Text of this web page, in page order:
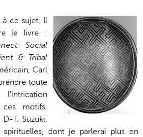
à ce sujet, Il
le livre :
Social
& Tribal
Carl
toute
motifs,
T. Suzuki,
spirituelles, dont je parlerai plus en